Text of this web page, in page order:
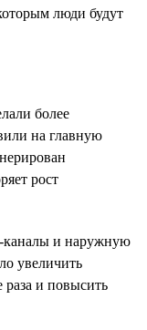
люди будут
более
на главную
рост
и наружную
увеличить
раза и повысить